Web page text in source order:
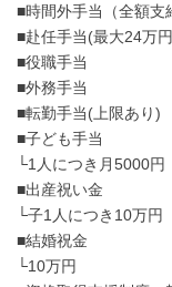
■時間外手当（全額支
■赴任手当(最大24万
■役職手当
■外務手当
■転勤手当(上限あり)
■子ども手当
└1人につき月5000円
■出産祝い金
└子1人につき10万円
■結婚祝金
└10万円